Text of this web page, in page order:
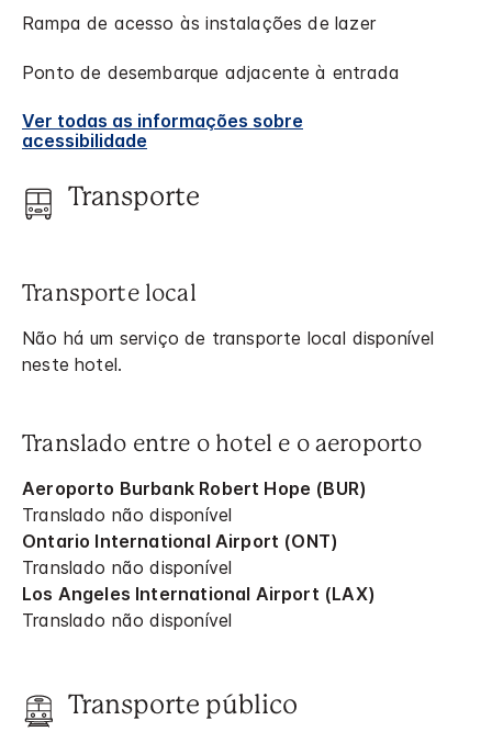
Rampa de acesso às instalações de lazer
Ponto de desembarque adjacente à entrada
Ver todas as informações sobre
acessibilidade
Transporte
Transporte local
Não há um serviço de transporte local disponível
neste hotel.
Translado entre o hotel e o aeroporto
Aeroporto Burbank Robert Hope (BUR)
Translado não disponível
Ontario International Airport (ONT)
Translado não disponível
Los Angeles International Airport (LAX)
Translado não disponível
Transporte público